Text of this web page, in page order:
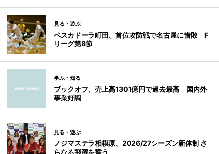
見る・遊ぶ
ペスカドーラ町田、首位攻防戦で名古屋に惜敗 F
リーグ第8節
学ぶ・知る
ブックオフ、売上高1301億円で過去最高 国内外
事業好調
見る・遊ぶ
ノジマステラ相模原、2026/27シーズン新体制 さ
らなる飛躍を誓う